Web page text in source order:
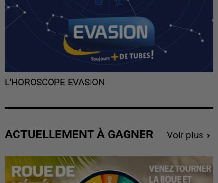
L'HOROSCOPE EVASION
ACTUELLEMENT À GAGNER Voir plus